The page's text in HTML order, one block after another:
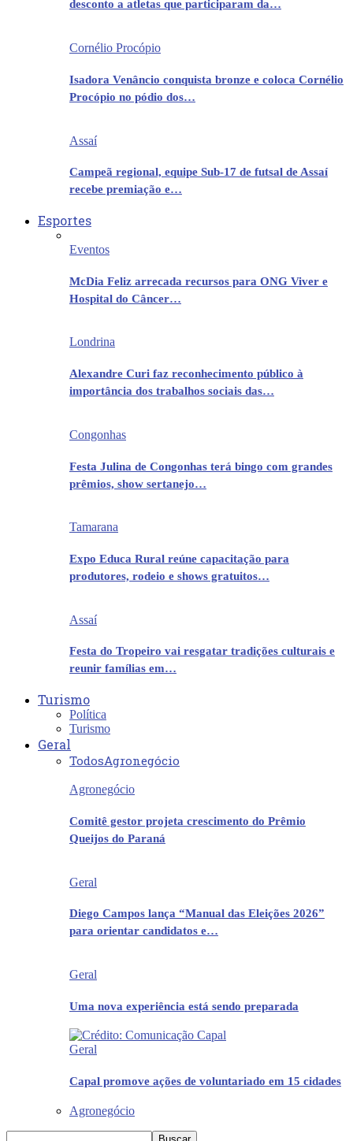
desconto a atletas que participaram da…
Cornélio Procópio
Isadora Venâncio conquista bronze e coloca Cornélio
Procópio no pódio dos…
Assaí
Campeã regional, equipe Sub-17 de futsal de Assaí
recebe premiação e…
Esportes
Eventos
McDia Feliz arrecada recursos para ONG Viver e
Hospital do Câncer…
Londrina
Alexandre Curi faz reconhecimento público à
importância dos trabalhos sociais das…
Congonhas
Festa Julina de Congonhas terá bingo com grandes
prêmios, show sertanejo…
Tamarana
Expo Educa Rural reúne capacitação para
produtores, rodeio e shows gratuitos…
Assaí
Festa do Tropeiro vai resgatar tradições culturais e
reunir famílias em…
Turismo
Política
Turismo
Geral
TodosAgronegócio
Agronegócio
Comitê gestor projeta crescimento do Prêmio
Queijos do Paraná
Geral
Diego Campos lança “Manual das Eleições 2026”
para orientar candidatos e…
Geral
Uma nova experiência está sendo preparada
Geral
Capal promove ações de voluntariado em 15 cidades
Agronegócio